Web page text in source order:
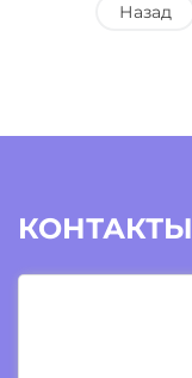
Назад
КОНТАКТЫ